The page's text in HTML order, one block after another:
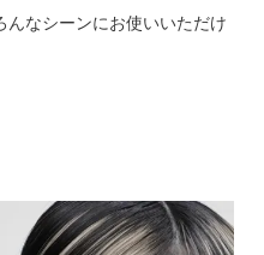
んなシーンにお使いいただけ